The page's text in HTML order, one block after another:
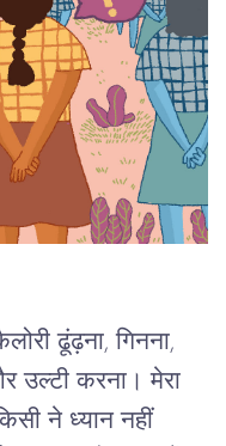
ढूंढ़ना, गिनना,
उल्टी करना। मेरा
ने ध्यान नहीं